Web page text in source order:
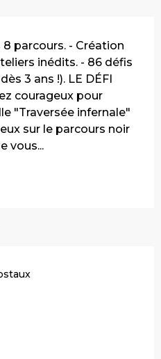
parcours. - Création
inédits. - 86 défis
3 ans !). LE DÉFI
courageux pour
"Traversée infernale"
sur le parcours noir
vous...